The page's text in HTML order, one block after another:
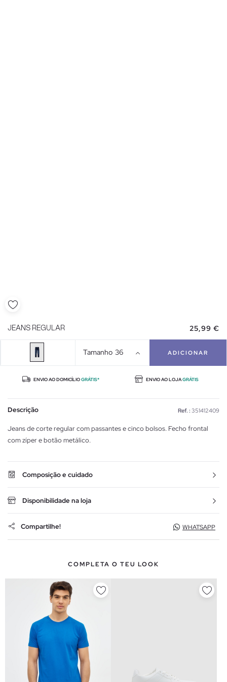
JEANS REGULAR 25,99 €
Tamanho 36 ADICIONAR
ENVIO AO DOMICÍLIOGRÁTIS* ENVIO AO LOJAGRÁTIS
Descrição Ref. : 351412409
Jeans de corte regular com passantes e cinco bolsos. Fecho frontal
com zíper e botão metálico.
Composição e cuidado
Disponibilidade na loja
Compartilhe! WHATSAPP
COMPLETA O TEU LOOK